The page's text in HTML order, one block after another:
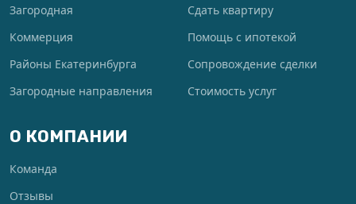
Загородная
Коммерция
Районы Екатеринбурга
Загородные направления
Сдать квартиру
Помощь с ипотекой
Сопровождение сделки
Стоимость услуг
О КОМПАНИИ
Команда
Отзывы